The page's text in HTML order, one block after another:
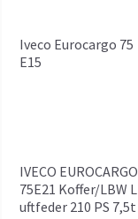
Iveco Eurocargo 75
E15
IVECO EUROCARGO
75E21 Koffer/LBW L
uftfeder 210 PS 7,5t